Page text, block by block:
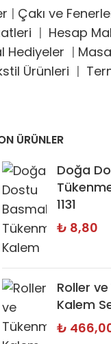
| Çakı ve
| Hesap
Hediyeler |
Ürünleri |
ÜRÜNLER
Doğa
1131
₺ 8,80
Roller
Kalem
₺